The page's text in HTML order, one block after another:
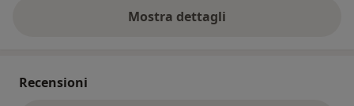
Mostra dettagli
sull'indirizzo
Recensioni